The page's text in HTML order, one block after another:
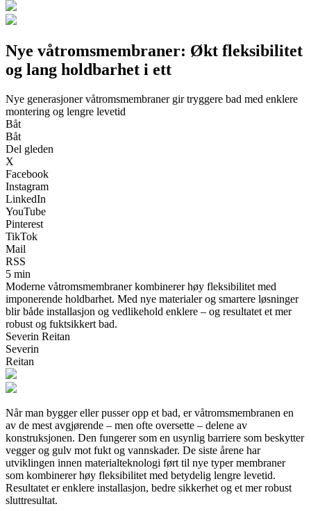
Nye våtromsmembraner: Økt fleksibilitet
og lang holdbarhet i ett
Nye generasjoner våtromsmembraner gir tryggere bad med enklere
montering og lengre levetid
Båt
Båt
Del gleden
X
Facebook
Instagram
LinkedIn
YouTube
Pinterest
TikTok
Mail
RSS
5 min
Moderne våtromsmembraner kombinerer høy fleksibilitet med
imponerende holdbarhet. Med nye materialer og smartere løsninger
blir både installasjon og vedlikehold enklere – og resultatet et mer
robust og fuktsikkert bad.
Severin Reitan
Severin
Reitan
Når man bygger eller pusser opp et bad, er våtromsmembranen en
av de mest avgjørende – men ofte oversette – delene av
konstruksjonen. Den fungerer som en usynlig barriere som beskytter
vegger og gulv mot fukt og vannskader. De siste årene har
utviklingen innen materialteknologi ført til nye typer membraner
som kombinerer høy fleksibilitet med betydelig lengre levetid.
Resultatet er enklere installasjon, bedre sikkerhet og et mer robust
sluttresultat.